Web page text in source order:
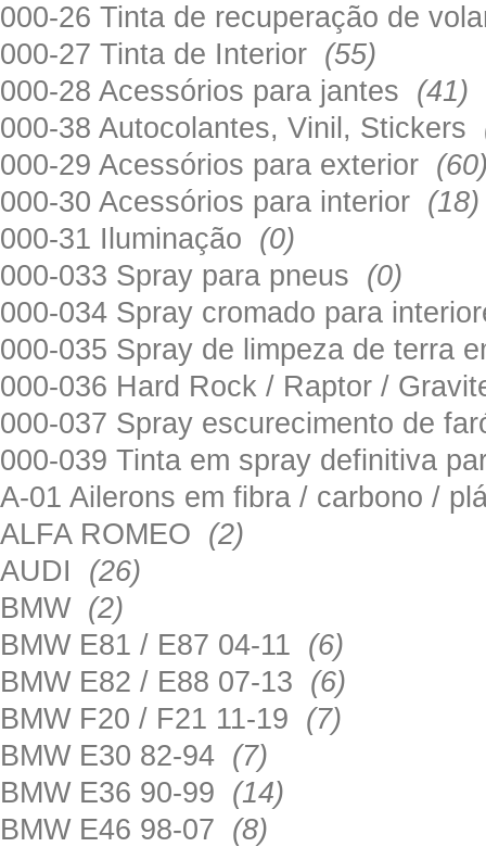
000-26 Tinta de recuperação de
000-27 Tinta de Interior (55)
000-28 Acessórios para jantes (41)
000-38 Autocolantes, Vinil, Stickers
000-29 Acessórios para exterior
000-30 Acessórios para interior (18)
000-31 Iluminação (0)
000-033 Spray para pneus (0)
000-034 Spray cromado para
000-035 Spray de limpeza de terra
000-036 Hard Rock / Raptor /
000-037 Spray escurecimento de
000-039 Tinta em spray definitiva
A-01 Ailerons em fibra / carbono /
ALFA ROMEO (2)
AUDI (26)
BMW (2)
BMW E81 / E87 04-11 (6)
BMW E82 / E88 07-13 (6)
BMW F20 / F21 11-19 (7)
BMW E30 82-94 (7)
BMW E36 90-99 (14)
BMW E46 98-07 (8)